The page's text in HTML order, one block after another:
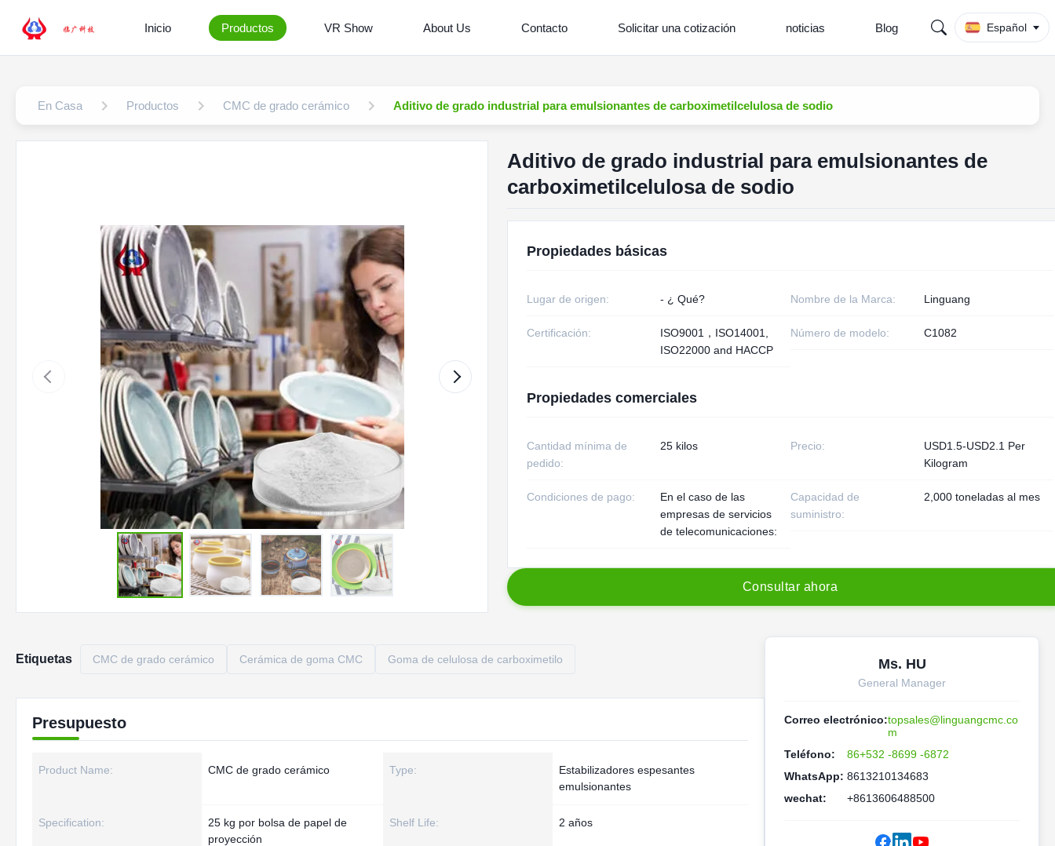
Inicio Productos VR Show About Us Contacto Solicitar una cotización noticias Blog Español
En Casa Productos CMC de grado cerámico Aditivo de grado industrial para emulsionantes de carboximetilcelulosa de sodio
Aditivo de grado industrial para emulsionantes de
carboximetilcelulosa de sodio
Propiedades básicas
Lugar de origen: - ¿ Qué? Nombre de la Marca: Linguang
Certificación:
ISO9001，ISO14001,
ISO22000 and HACCP
Número de modelo: C1082
Propiedades comerciales
Cantidad mínima de
pedido:
25 kilos Precio:
USD1.5-USD2.1 Per
Kilogram
Condiciones de pago:
En el caso de las
empresas de servicios
de telecomunicaciones:
Capacidad de
suministro:
2,000 toneladas al mes
Consu tar ahora
Etiquetas CMC de grado cerámico Cerámica de goma CMC Goma de celulosa de carboximetilo
Presupuesto
Product Name: CMC de grado cerámico Type:
Estabilizadores espesantes
emulsionantes
Specification:
25 kg por bolsa de papel de
proyección
Shelf Life: 2 años
Ms. HU
General Manager
Correo electrónico:topsales@linguangcmc.co
m
Teléfono:
86+532 -8699 -6872
WhatsApp: 8613210134683
wechat:
+8613606488500